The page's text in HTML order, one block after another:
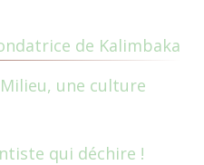
de Kalimbaka
Milieu, une culture
qui déchire !